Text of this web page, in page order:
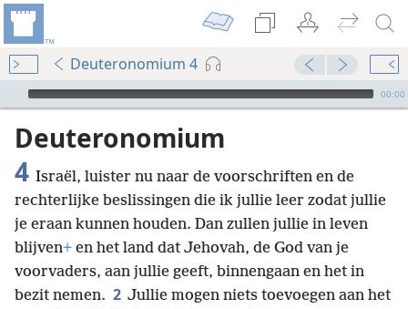
Deuteronomium 4
Audio Player
00:00
Deuteronomium
4 Israël, luister nu naar de voorschriften en de
rechterlijke beslissingen die ik jullie leer zodat jullie
je eraan kunnen houden. Dan zullen jullie in leven
blijven+ en het land dat Jehovah, de God van je
voorvaders, aan jullie geeft, binnengaan en het in
bezit nemen. 2 Jullie mogen niets toevoegen aan het